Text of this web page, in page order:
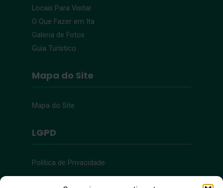
Locais Para Visitar
O Que Fazer em Ita
Galeria de Fotos
Guia Turístico
Mapa do Site
Mapa do Site
LGPD
Política de Privacidade